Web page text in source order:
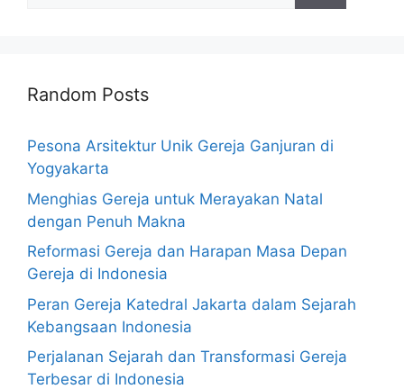
Random Posts
Pesona Arsitektur Unik Gereja Ganjuran di
Yogyakarta
Menghias Gereja untuk Merayakan Natal
dengan Penuh Makna
Reformasi Gereja dan Harapan Masa Depan
Gereja di Indonesia
Peran Gereja Katedral Jakarta dalam Sejarah
Kebangsaan Indonesia
Perjalanan Sejarah dan Transformasi Gereja
Terbesar di Indonesia